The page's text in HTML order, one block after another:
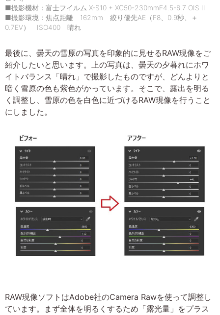
■撮影機材：富士フイルム X-S10 + XC50-230mmF4.5-6.7 OIS II
■撮影環境：焦点距離 162mm 絞り優先AE（F8、0.9秒、＋
0.7EV） ISO400 晴れ
最後に、曇天の雪原の写真を印象的に見せるRAW現像をご
紹介したいと思います。上の写真は、曇天の夕暮れにホワ
イトバランス「晴れ」で撮影したものですが、どんよりと
暗く雪原の色も紫色がかっています。そこで、露出を明る
く調整し、雪原の色を白色に近づけるRAW現像を行うこと
にしました。
RAW現像ソフトはAdobe社のCamera Rawを使って調整し
ています。まず全体を明るくするため「露光量」をプラス